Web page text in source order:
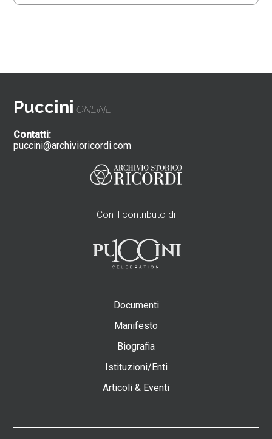
Puccini ONLINE
Contatti:
puccini@archivioricordi.com
Con il contributo di
Documenti
Manifesto
Biografia
Istituzioni/Enti
Articoli & Eventi